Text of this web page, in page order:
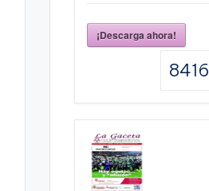
¡Descarga ahora!
8416